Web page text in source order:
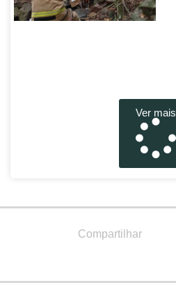
Ver mais
Compartilhar